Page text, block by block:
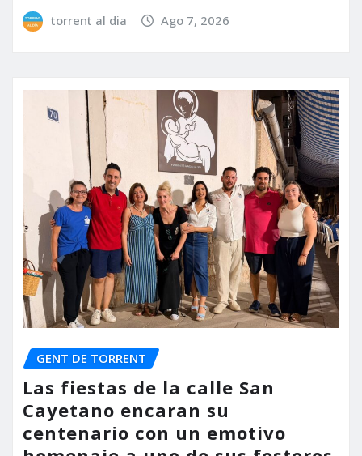
torrent al dia Ago 7, 2026
GENT DE TORRENT
Las fiestas de la calle San
Cayetano encaran su
centenario con un emotivo